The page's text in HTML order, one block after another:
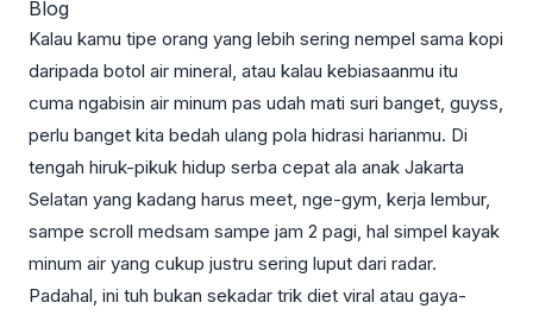
Blog
Kalau kamu tipe orang yang lebih sering nempel sama kopi
daripada botol air mineral, atau kalau kebiasaanmu itu
cuma ngabisin air minum pas udah mati suri banget, guyss,
perlu banget kita bedah ulang pola hidrasi harianmu. Di
tengah hiruk-pikuk hidup serba cepat ala anak Jakarta
Selatan yang kadang harus meet, nge-gym, kerja lembur,
sampe scroll medsam sampe jam 2 pagi, hal simpel kayak
minum air yang cukup justru sering luput dari radar.
Padahal, ini tuh bukan sekadar trik diet viral atau gaya-